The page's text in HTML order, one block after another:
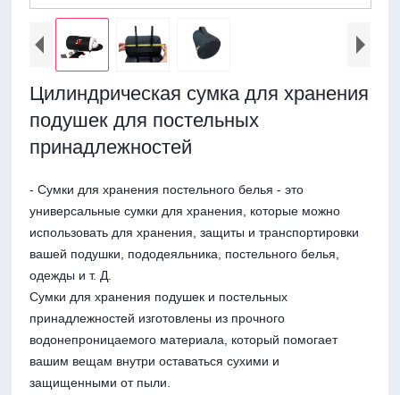
Цилиндрическая сумка для хранения
подушек для постельных
принадлежностей
- Сумки для хранения постельного белья - это
универсальные сумки для хранения, которые можно
использовать для хранения, защиты и транспортировки
вашей подушки, пододеяльника, постельного белья,
одежды и т. Д.
Сумки для хранения подушек и постельных
принадлежностей изготовлены из прочного
водонепроницаемого материала, который помогает
вашим вещам внутри оставаться сухими и
защищенными от пыли.